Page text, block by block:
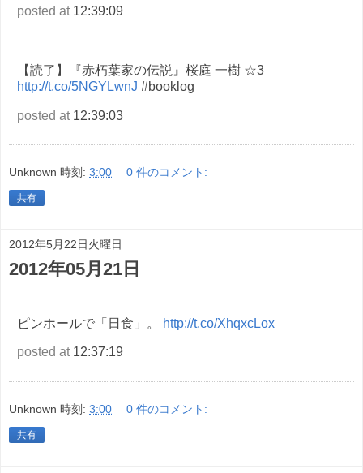
posted at12:39:09
【読了】『赤朽葉家の伝説』桜庭 一樹 ☆3
http://t.co/5NGYLwnJ #booklog
posted at12:39:03
Unknown 時刻: 3:00 0 件のコメント:
共有
2012年5月22日火曜日
2012年05月21日
ピンホールで「日食」。 http://t.co/XhqxcLox
posted at12:37:19
Unknown 時刻: 3:00 0 件のコメント:
共有